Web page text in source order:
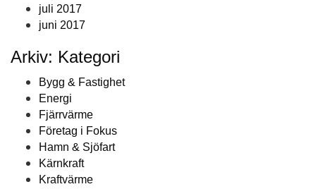
juli 2017
juni 2017
Arkiv: Kategori
Bygg & Fastighet
Energi
Fjärrvärme
Företag i Fokus
Hamn & Sjöfart
Kärnkraft
Kraftvärme